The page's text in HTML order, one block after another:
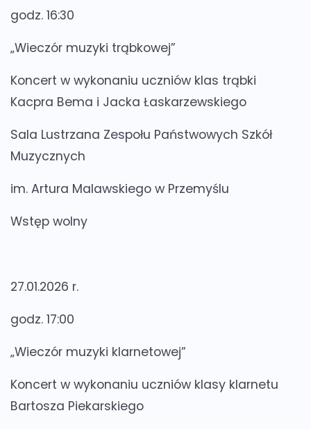
godz. 16:30
„Wieczór muzyki trąbkowej”
Koncert w wykonaniu uczniów klas trąbki
Kacpra Bema i Jacka Łaskarzewskiego
Sala Lustrzana Zespołu Państwowych Szkół
Muzycznych
im. Artura Malawskiego w Przemyślu
Wstęp wolny
27.01.2026 r.
godz. 17:00
„Wieczór muzyki klarnetowej”
Koncert w wykonaniu uczniów klasy klarnetu
Bartosza Piekarskiego